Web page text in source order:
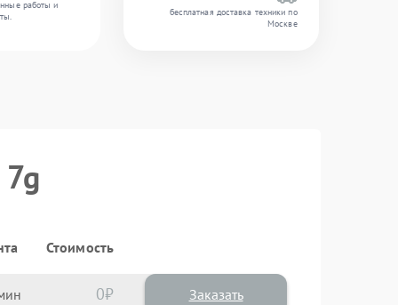
работы и
бесплатная доставка техники по
Москве
Стоимость
0 Заказать